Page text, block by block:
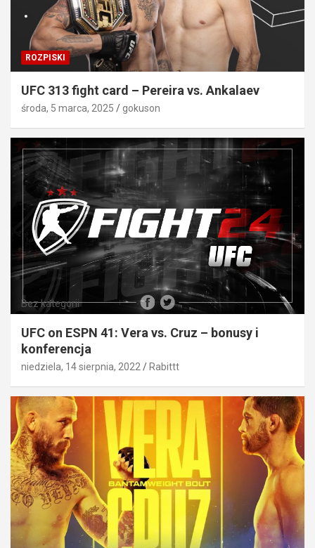
ROZPISKI
UFC 313 fight card – Pereira vs. Ankalaev
środa, 5 marca, 2025 gokuson
Bez kategorii
UFC on ESPN 41: Vera vs. Cruz – bonusy i
konferencja
niedziela, 14 sierpnia, 2022 Rabittt